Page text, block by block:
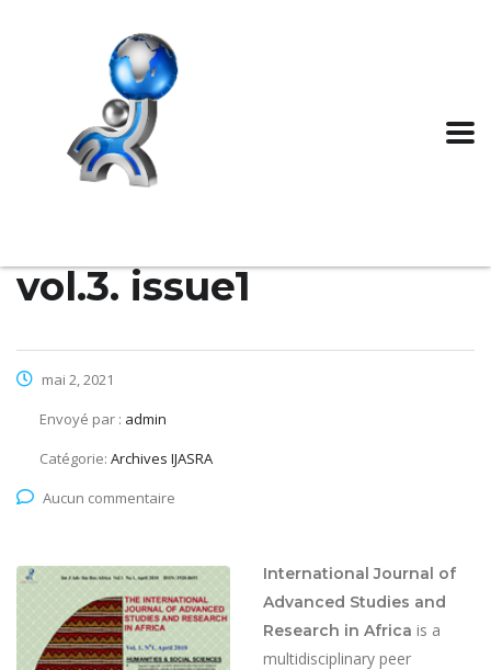
vol.3. issue1
mai 2, 2021
Envoyé par : admin
Catégorie: Archives IJASRA
Aucun commentaire
International Journal of
Advanced Studies and
Research in Africa is a
multidisciplinary peer